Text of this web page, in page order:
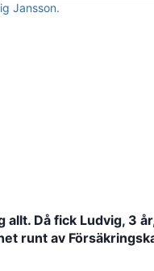
allt. Då fick Ludvig, 3
runt av